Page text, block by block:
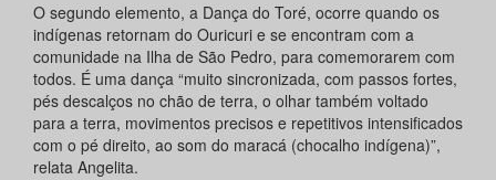
O segundo elemento, a Dança do Toré, ocorre quando os
indígenas retornam do Ouricuri e se encontram com a
comunidade na Ilha de São Pedro, para comemorarem com
todos. É uma dança “muito sincronizada, com passos fortes,
pés descalços no chão de terra, o olhar também voltado
para a terra, movimentos precisos e repetitivos intensificados
com o pé direito, ao som do maracá (chocalho indígena)”,
relata Angelita.